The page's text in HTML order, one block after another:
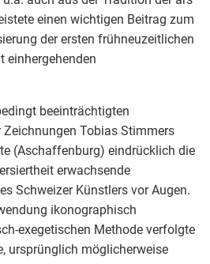
einen wichtigen Beitrag zum
der ersten frühneuzeitlichen
einhergehenden
beeinträchtigten
Tobias Stimmers
(Aschaffenburg) eindrücklich die
erwachsende
Schweizer Künstlers vor Augen.
ikonographisch
exegetischen Methode verfolgte
ursprünglich möglicherweise